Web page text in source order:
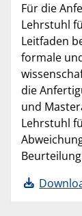
Für die
Lehrstuhl
Leitfaden
formale
die
und
Lehrstuhl